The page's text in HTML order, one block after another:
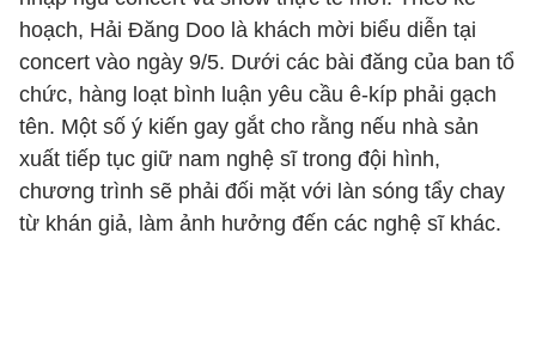
hoạch, Hải Đăng Doo là khách mời biểu diễn tại
concert vào ngày 9/5. Dưới các bài đăng của ban tổ
chức, hàng loạt bình luận yêu cầu ê-kíp phải gạch
tên. Một số ý kiến gay gắt cho rằng nếu nhà sản
xuất tiếp tục giữ nam nghệ sĩ trong đội hình,
chương trình sẽ phải đối mặt với làn sóng tẩy chay
từ khán giả, làm ảnh hưởng đến các nghệ sĩ khác.